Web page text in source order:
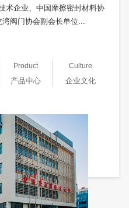
术企业、中国摩擦密封材料协
阀门协会副会长单位...
Product
产品中心
Culture
企业文化